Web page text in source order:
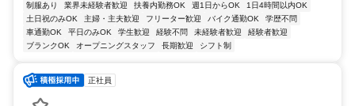
制服あり 業界未経験者歓迎 扶養内勤務OK 週1日からOK
1日4時間以内OK
土日祝のみOK
主婦・主夫歓迎 フリーター歓迎 バイク通勤OK
学歴不問
車通勤OK
平日のみOK 学生歓迎 経験不問 未経験者歓迎
経験者歓迎
ブランクOK
オープニングスタッフ 長期歓迎 シフト制
正社員